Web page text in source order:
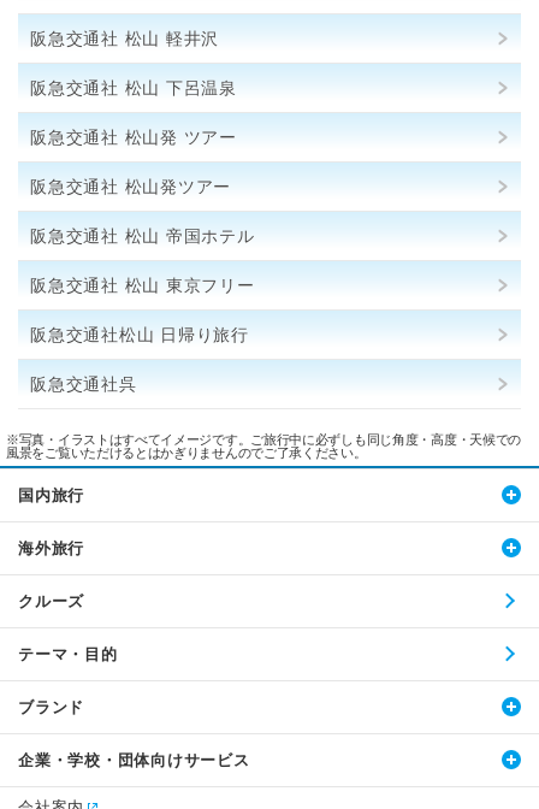
阪急交通社 松山 軽井沢
阪急交通社 松山 下呂温泉
阪急交通社 松山発 ツアー
阪急交通社 松山発ツアー
阪急交通社 松山 帝国ホテル
阪急交通社 松山 東京フリー
阪急交通社松山 日帰り旅行
阪急交通社呉
※写真・イラストはすべてイメージです。ご旅行中に必ずしも同じ角度・高度・天候での
風景をご覧いただけるとはかぎりませんのでご了承ください。
国内旅行
海外旅行
クルーズ
テーマ・目的
ブランド
企業・学校・団体向けサービス